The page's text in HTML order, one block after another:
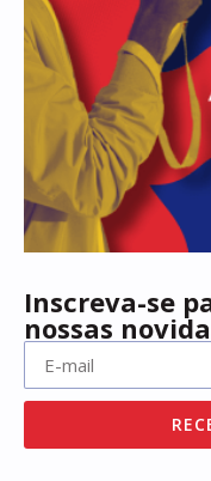
Inscreva-se
nossas